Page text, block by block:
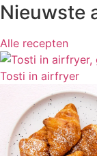
Nieuwste
Alle recepten
Tosti in airfryer